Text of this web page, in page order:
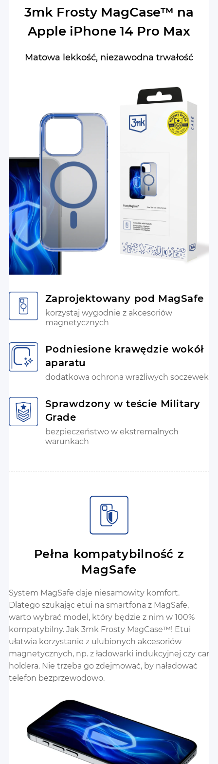
3mk Frosty MagCase™ na
Apple iPhone 14 Pro Max
Matowa lekkość, niezawodna trwałość
Zaprojektowany pod MagSafe
korzystaj wygodnie z akcesoriów
magnetycznych
Podniesione krawędzie wokół
aparatu
dodatkowa ochrona wrażliwych soczewek
Sprawdzony w teście Military
Grade
bezpieczeństwo w ekstremalnych
warunkach
Pełna kompatybilność z
MagSafe
System MagSafe daje niesamowity komfort.
Dlatego szukając etui na smartfona z MagSafe,
warto wybrać model, który będzie z nim w 100%
kompatybilny. Jak 3mk Frosty MagCase™! Etui
ułatwia korzystanie z ulubionych akcesoriów
magnetycznych, np. z ładowarki indukcyjnej czy car
holdera. Nie trzeba go zdejmować, by naładować
telefon bezprzewodowo.